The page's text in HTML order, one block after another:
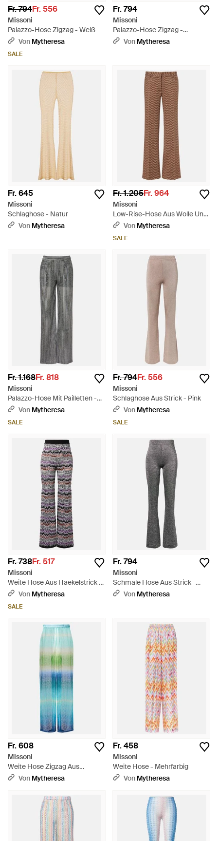
Fr. 794Fr. 556
Missoni
Palazzo-Hose Zigzag - Weiß
Von Mytheresa
SALE
Fr. 794
Missoni
Palazzo-Hose Zigzag -
Mehrfarbig
Von Mytheresa
Fr. 645
Missoni
Schlaghose - Natur
Von Mytheresa
Fr. 1.205Fr. 964
Missoni
Low-Rise-Hose Aus Wolle Und
Baumwolle - Braun
Von Mytheresa
SALE
Fr. 1.168Fr. 818
Missoni
Palazzo-Hose Mit Pailletten -
GrauVon Mytheresa
SALE
Fr. 794Fr. 556
Missoni
Schlaghose Aus Strick - Pink
Von Mytheresa
SALE
Fr. 738Fr. 517
Missoni
Weite Hose Aus Haekelstrick -
GrauVon Mytheresa
SALE
Fr. 794
Missoni
Schmale Hose Aus Strick -
GrauVon Mytheresa
Fr. 608
Missoni
Weite Hose Zigzag Aus
Haekelstrick - Blau
Von Mytheresa
Fr. 458
Missoni
Weite Hose - Mehrfarbig
Von Mytheresa